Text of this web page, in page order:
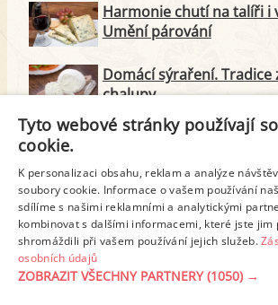
Harmonie chutí na talíři i
Umění párování
Domácí sýraření. Tradice
chalupy
Majonéza jako královna
Proteinové svačinky za
Vyrobte si je doma
Tyto webové stránky používají
cookie.
K personalizaci obsahu, reklam a analýze
soubory cookie. Informace o vašem používání
sdílíme s našimi reklamními a analytickými
kombinovat s dalšími informacemi, které jste jim
shromáždili při vašem používání jejich služeb.
osobních údajů
ZOBRAZIT VŠECHNY PARTNERY(1050) →